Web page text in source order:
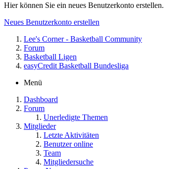
Hier können Sie ein neues Benutzerkonto erstellen.
Neues Benutzerkonto erstellen
Lee's Corner - Basketball Community
Forum
Basketball Ligen
easyCredit Basketball Bundesliga
Menü
Dashboard
Forum
Unerledigte Themen
Mitglieder
Letzte Aktivitäten
Benutzer online
Team
Mitgliedersuche